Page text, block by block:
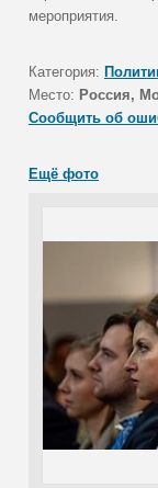
мероприятия.
Категория:
Место: Россия,
Сообщить об
Ещё фото